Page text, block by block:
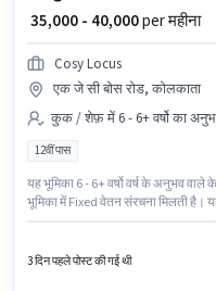
₹ 35,000 - 40,000per महीना
Cosy Locus
एक जे सी बोस रोड, कोलकाता
कुक / शेफ़ में 6 - 6+ वर्षो का
12वीं पास
यह भूमिका 6 - 6+ वर्षो वर्ष के अनुभव
भूमिका में Fixed वेतन संरचना मिलती है।
3 दिन पहले पोस्ट की गई थी